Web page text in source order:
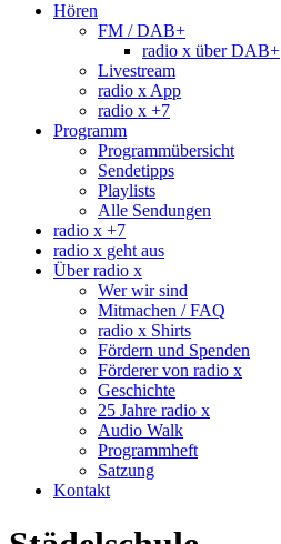
Hören
FM / DAB+
radio x über DAB+
Livestream
radio x App
radio x +7
Programm
Programmübersicht
Sendetipps
Playlists
Alle Sendungen
radio x +7
radio x geht aus
Über radio x
Wer wir sind
Mitmachen / FAQ
radio x Shirts
Fördern und Spenden
Förderer von radio x
Geschichte
25 Jahre radio x
Audio Walk
Programmheft
Satzung
Kontakt